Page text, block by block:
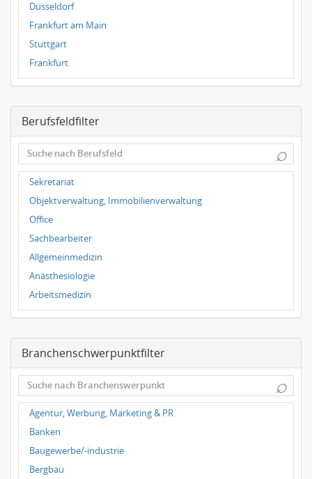
Düsseldorf
Frankfurt am Main
Stuttgart
Frankfurt
Dresden
Leipzig
Dortmund
Wuppertal
Hallbergmoos
Würzburg
Grünwald
Ulm
Bielefeld
Hannover
Duisburg
Berufsfeldfilter
⌕
Sekretariat
Objektverwaltung, Immobilienverwaltung
Office
Sachbearbeiter
Allgemeinmedizin
Anästhesiologie
Arbeitsmedizin
Augenheilkunde
Frauenheilkunde, Geburtshilfe
Hals-Nasen-Ohrenheilkunde
Hautkrankheiten, Geschlechtskrankheiten
Hygienemedizin, Umweltmedizin
Innere Medizin
Kieferchirurgie, Mundchirurgie, Gesichtschirurgie
Kindermedizin, Jugendmedizin
Branchenschwerpunktfilter
⌕
Agentur, Werbung, Marketing & PR
Banken
Baugewerbe/-industrie
Bergbau